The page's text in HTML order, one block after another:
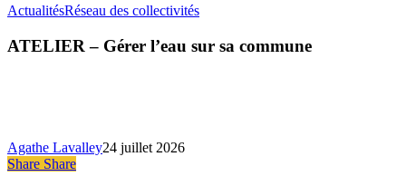
ActualitésRéseau des collectivitésATELIER
Gérer
ATELIER – Gérer l’eau sur sa commune
Agathe Lavalley24 juillet 2026
Share
Share Share